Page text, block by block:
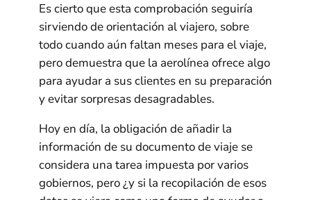
Es cierto que esta comprobación seguiría
sirviendo de orientación al viajero, sobre
todo cuando aún faltan meses para el viaje,
pero demuestra que la aerolínea ofrece algo
para ayudar a sus clientes en su preparación
y evitar sorpresas desagradables.
Hoy en día, la obligación de añadir la
información de su documento de viaje se
considera una tarea impuesta por varios
gobiernos, pero ¿y si la recopilación de esos